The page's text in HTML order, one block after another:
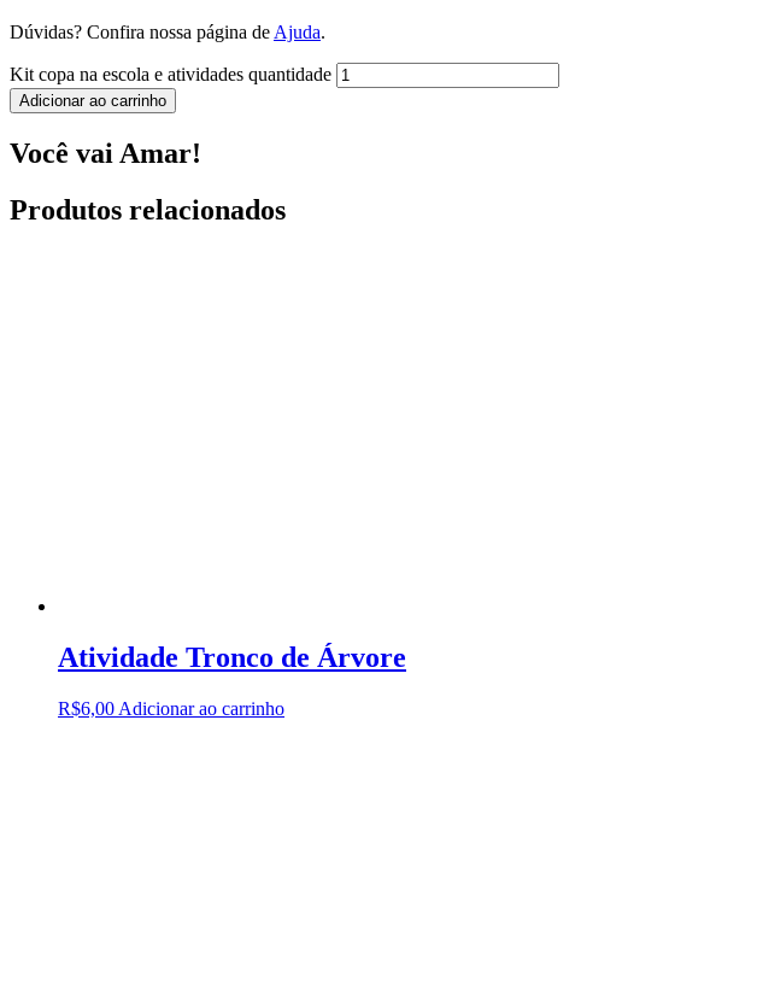
Dúvidas? Confira nossa página de Ajuda.
Kit copa na escola e atividades quantidade
Adicionar ao carrinho
Você vai Amar!
Produtos relacionados
Atividade Tronco de Árvore
R$6,00 Adicionar ao carrinho